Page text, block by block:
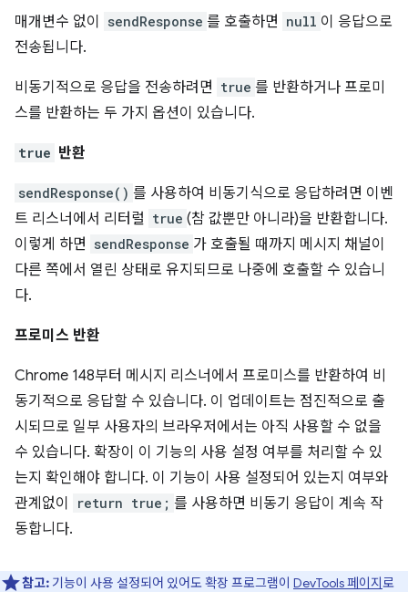
매개변수 없이 sendResponse 를 호출하면 null 이 응답으로
전송됩니다.
비동기적으로 응답을 전송하려면 true 를 반환하거나 프로미
스를 반환하는 두 가지 옵션이 있습니다.
true 반환
sendResponse() 를 사용하여 비동기식으로 응답하려면 이벤
트 리스너에서 리터럴 true (참 값뿐만 아니라)을 반환합니다.
이렇게 하면 sendResponse 가 호출될 때까지 메시지 채널이
다른 쪽에서 열린 상태로 유지되므로 나중에 호출할 수 있습니
다.
프로미스 반환
Chrome 148부터 메시지 리스너에서 프로미스를 반환하여 비
동기적으로 응답할 수 있습니다. 이 업데이트는 점진적으로 출
시되므로 일부 사용자의 브라우저에서는 아직 사용할 수 없을
수 있습니다. 확장이 이 기능의 사용 설정 여부를 처리할 수 있
는지 확인해야 합니다. 이 기능이 사용 설정되어 있는지 여부와
관계없이
return true; 를 사용하면 비동기 응답이 계속 작
동합니다.
참고: 기능이 사용 설정되어 있어도 확장 프로그램이 DevTools 페이지로